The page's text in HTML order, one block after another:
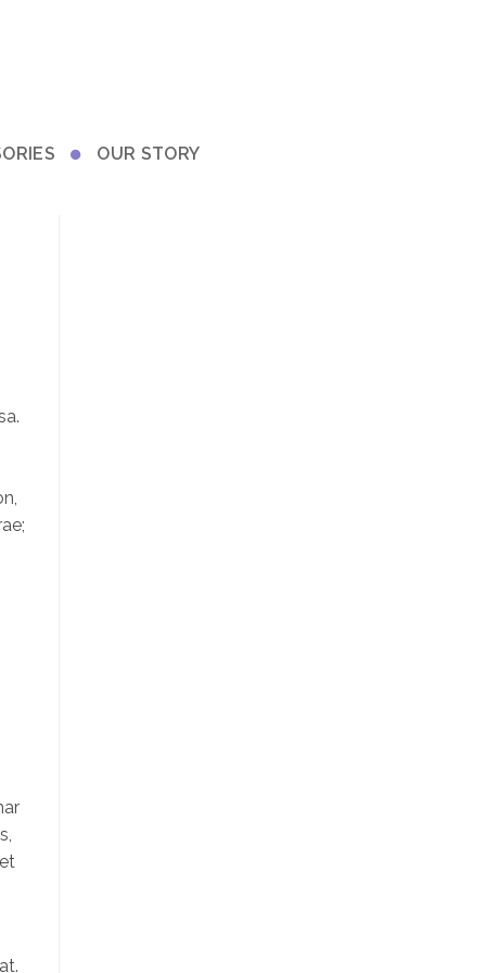
OUR STORY